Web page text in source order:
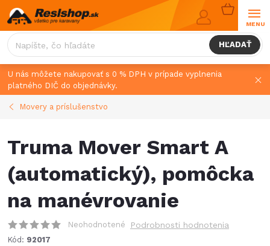
Prejsť
na
obsah
HĽADAŤ
KOŠÍK
U nás môžete nakupovať s 0 % DPH v prípade vyplnenia
platného DIČ do objednávky.
Movery a príslušenstvo
Truma Mover Smart A
(automatický), pomôcka
na manévrovanie
Neohodnotené Podrobnosti hodnotenia
Kód: 92017